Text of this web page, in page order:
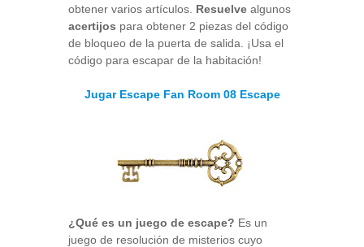
obtener varios artículos. Resuelve algunos
acertijos para obtener 2 piezas del código
de bloqueo de la puerta de salida. ¡Usa el
código para escapar de la habitación!
Jugar Escape Fan Room 08 Escape
¿Qué es un juego de escape? Es un
juego de resolución de misterios cuyo